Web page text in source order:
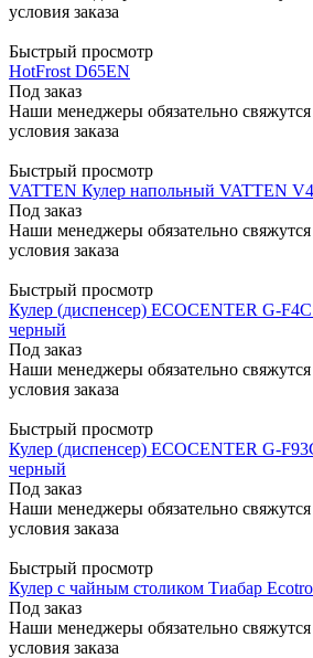
условия заказа
Быстрый просмотр
HotFrost D65EN
Под заказ
Наши менеджеры обязательно
условия заказа
Быстрый просмотр
VATTEN Кулер напольный VATTEN
Под заказ
Наши менеджеры обязательно
условия заказа
Быстрый просмотр
Кулер (диспенсер) ECOCENTER G-
черный
Под заказ
Наши менеджеры обязательно
условия заказа
Быстрый просмотр
Кулер (диспенсер) ECOCENTER G-
черный
Под заказ
Наши менеджеры обязательно
условия заказа
Быстрый просмотр
Кулер с чайным столиком Тиабар
Под заказ
Наши менеджеры обязательно
условия заказа